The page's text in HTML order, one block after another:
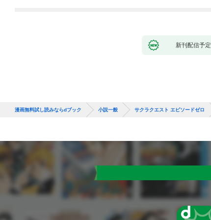
新刊配信予定
漫画無料試し読みならdブック 小説一般 サクラクエスト エピソードゼロ